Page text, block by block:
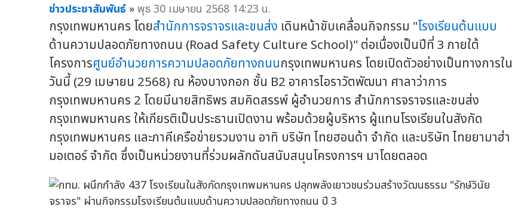
ข่าวประชาสัมพันธ์ »พุธ 30 เมษายน 2568 14:23 น.
กรุงเทพมหานคร โดยสำนักการจราจรและขนส่ง เดินหน้าขับเคลื่อนกิจกรรม "โรงเรียนต้นแบบ
ด้านความปลอดภัยทางถนน (Road Safety Culture School)" ต่อเนื่องเป็นปีที่ 3 ภายใต้
โครงการศูนย์อำนวยการความปลอดภัยทางถนนกรุงเทพมหานคร โดยเปิดตัวอย่างเป็นทางการใน
วันนี้ (29 เมษายน 2568) ณ ห้องบางกอก ชั้น B2 อาคารไอราวัตพัฒนา ศาลาว่าการ
กรุงเทพมหานคร 2 โดยมีนายสิทธิพร สมคิดสรรพ์ ผู้อำนวยการ สำนักการจราจรและขนส่ง
กรุงเทพมหานคร ให้เกียรติเป็นประธานเปิดงาน พร้อมด้วยผู้บริหาร ผู้แทนโรงเรียนในสังกัด
กรุงเทพมหานคร และภาคีเครือข่ายรวมงาน อาทิ บริษัท ไทยฮอนด้า จำกัด และบริษัท ไทยยามาฮ่า
มอเตอร์ จำกัด ซึ่งเป็นหน่วยงานที่ร่วมผลักดันสนับสนุนโครงการฯ มาโดยตลอด